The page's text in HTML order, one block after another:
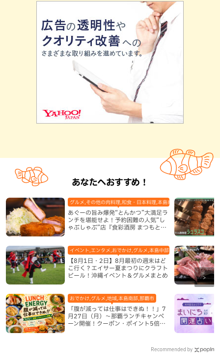
あなたへおすすめ！
あぐーの旨み爆発“とんかつ”大満足ラ
ンチを堪能せよ！予約困難の人気“し
ゃぶしゃぶ”店『食彩酒房 まつもと』
グルメ,その他の肉料理,和食・日本料理,本島南部,那覇市
【8月1日・2日】8月最初の週末はど
こ行く？エイサー夏まつりにクラフト
ビール！沖縄イベント＆グルメまとめ
イベント,エンタメ,おでかけ,グルメ,本島中部,本島北部,本島南部
「腹が減っては仕事はできぬ！！」7
月27日（月）〜那覇ランチキャンペ
ーン開催！クーポン・ポイント5倍・
おでかけ,グルメ,地域,本島南部,那覇市
Recommended by